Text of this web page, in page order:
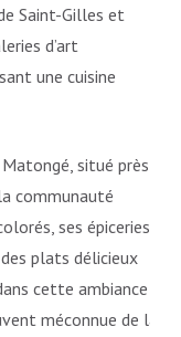
Saint-Gilles et
d’art
une cuisine
situé près
communauté
ses épiceries
plats délicieux
cette ambiance
méconnue de la